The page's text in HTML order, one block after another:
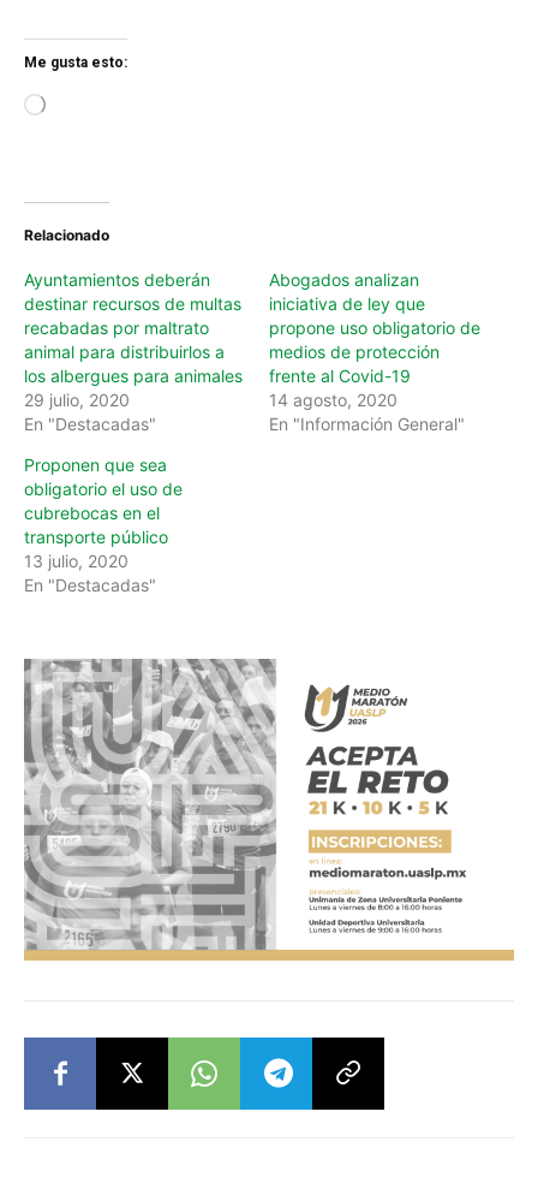
Me gusta esto:
g
Relacionado
Ayuntamientos deberán
destinar recursos de multas
recabadas por maltrato
animal para distribuirlos a
los albergues para animales
29 julio, 2020
En "Destacadas"
Abogados analizan
iniciativa de ley que
propone uso obligatorio de
medios de protección
frente al Covid-19
14 agosto, 2020
En "Información General"
Proponen que sea
obligatorio el uso de
cubrebocas en el
transporte público
13 julio, 2020
En "Destacadas"